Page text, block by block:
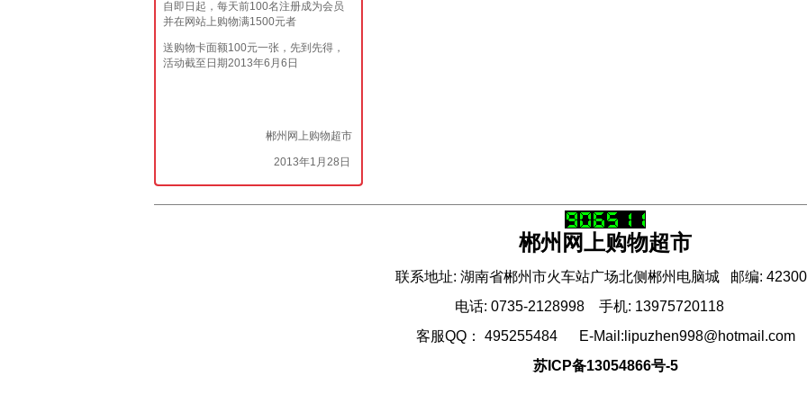
自即日起，每天前100名注册成为会员
并在网站上购物满1500元者
送购物卡面额100元一张，先到先得，
活动截至日期2013年6月6日
郴州网上购物超市
2013年1月28日
郴州网上购物超市
联系地址: 湖南省郴州市火车站广场北侧郴州电脑城 邮编:
电话: 0735-2128998 手机: 13975720118
客服QQ： 495255484 E-Mail:lipuzhen998@hotmail.com
苏ICP备13054866号-5